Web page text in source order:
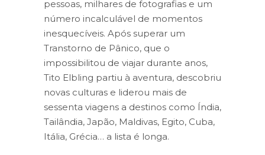
pessoas, milhares de fotografias e um
número incalculável de momentos
inesquecíveis. Após superar um
Transtorno de Pânico, que o
impossibilitou de viajar durante anos,
Tito Elbling partiu à aventura, descobriu
novas culturas e liderou mais de
sessenta viagens a destinos como Índia,
Tailândia, Japão, Maldivas, Egito, Cuba,
Itália, Grécia… a lista é longa.